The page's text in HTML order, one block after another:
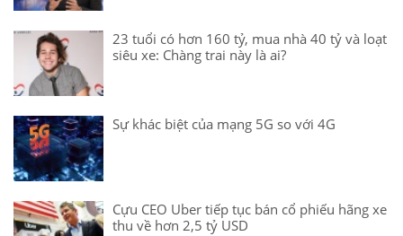
23 tuổi có hơn 160 tỷ, mua nhà 40 tỷ và loạt
siêu xe: Chàng trai này là ai?
Sự khác biệt của mạng 5G so với 4G
Cựu CEO Uber tiếp tục bán cổ phiếu hãng xe
thu về hơn 2,5 tỷ USD